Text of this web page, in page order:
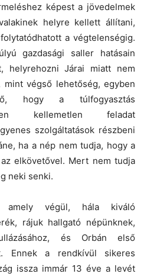
képest a jövedelmek
helyre kellett állítani,
a végtelenségig.
gazdasági saller hatásain
helyrehozni Járai miatt nem
mint végső lehetőség, egyben
hogy a túlfogyasztás
kellemetlen feladat
szolgáltatások részbeni
ha a nép nem tudja, hogy a
elkövetővel. Mert nem tudja
neki senki.
végül, hála kiváló
rájuk hallgató népünknek,
és Orbán első
Ennek a rendkívül sikeres
issza immár 13 éve a levét